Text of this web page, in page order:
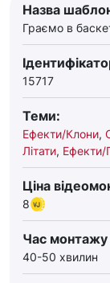
Назва
Граємо в
15717
Теми:
Ефекти/Клони,
Літати, Ефекти/
Ціна
8
Час монтажу
40-50 хвилин